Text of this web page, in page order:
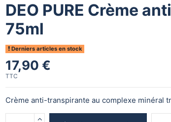
DEO PURE Crème
75ml
Derniers articles en stock
17,90 €
TTC
Crème anti-transpirante au complexe minéral